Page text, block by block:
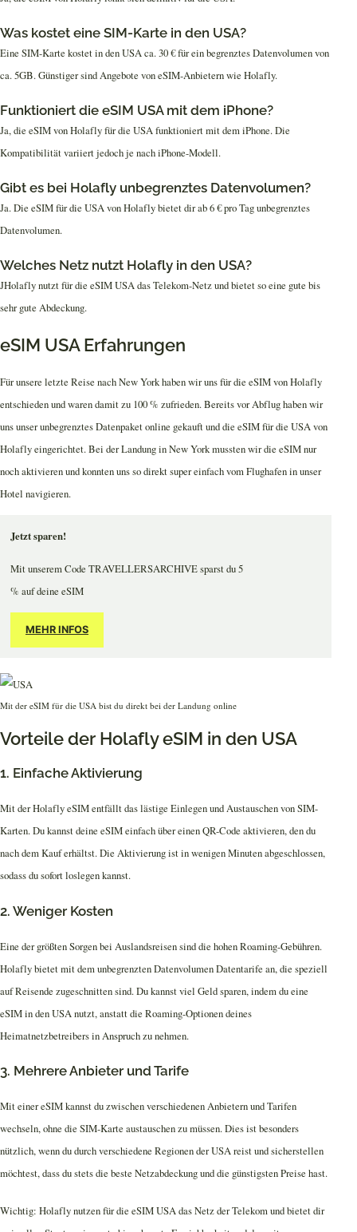
Was kostet eine SIM-Karte in den USA?
Eine SIM-Karte kostet in den USA ca. 30 € für ein begrenztes Datenvolumen von
ca. 5GB. Günstiger sind Angebote von eSIM-Anbietern wie Holafly.
Funktioniert die eSIM USA mit dem iPhone?
Ja, die eSIM von Holafly für die USA funktioniert mit dem iPhone. Die
Kompatibilität variiert jedoch je nach iPhone-Modell.
Gibt es bei Holafly unbegrenztes Datenvolumen?
Ja. Die eSIM für die USA von Holafly bietet dir ab 6 € pro Tag unbegrenztes
Datenvolumen.
Welches Netz nutzt Holafly in den USA?
JHolafly nutzt für die eSIM USA das Telekom-Netz und bietet so eine gute bis
sehr gute Abdeckung.
eSIM USA Erfahrungen
Für unsere letzte Reise nach New York haben wir uns für die eSIM von Holafly
entschieden und waren damit zu 100 % zufrieden. Bereits vor Abflug haben wir
uns unser unbegrenztes Datenpaket online gekauft und die eSIM für die USA von
Holafly eingerichtet. Bei der Landung in New York mussten wir die eSIM nur
noch aktivieren und konnten uns so direkt super einfach vom Flughafen in unser
Hotel navigieren.
Jetzt sparen!
Mit unserem Code TRAVELLERSARCHIVE sparst du 5
% auf deine eSIM
MEHR INFOS
Mit der eSIM für die USA bist du direkt bei der Landung online
Vorteile der Holafly eSIM in den USA
1. Einfache Aktivierung
Mit der Holafly eSIM entfällt das lästige Einlegen und Austauschen von SIM-
Karten. Du kannst deine eSIM einfach über einen QR-Code aktivieren, den du
nach dem Kauf erhältst. Die Aktivierung ist in wenigen Minuten abgeschlossen,
sodass du sofort loslegen kannst.
2. Weniger Kosten
Eine der größten Sorgen bei Auslandsreisen sind die hohen Roaming-Gebühren.
Holafly bietet mit dem unbegrenzten Datenvolumen Datentarife an, die speziell
auf Reisende zugeschnitten sind. Du kannst viel Geld sparen, indem du eine
eSIM in den USA nutzt, anstatt die Roaming-Optionen deines
Heimatnetzbetreibers in Anspruch zu nehmen.
3. Mehrere Anbieter und Tarife
Mit einer eSIM kannst du zwischen verschiedenen Anbietern und Tarifen
wechseln, ohne die SIM-Karte austauschen zu müssen. Dies ist besonders
nützlich, wenn du durch verschiedene Regionen der USA reist und sicherstellen
möchtest, dass du stets die beste Netzabdeckung und die günstigsten Preise hast.
Wichtig: Holafly nutzen für die eSIM USA das Netz der Telekom und bietet dir